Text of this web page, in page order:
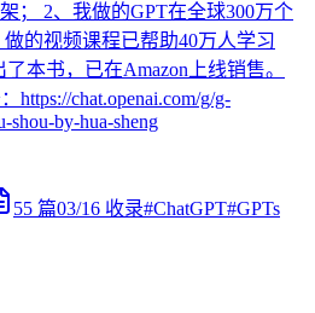
； 2、我做的GPT在全球300万个
做的视频课程已帮助40万人学习
本书，已在Amazon上线销售。
https://chat.openai.com/g/g-
by-hua-sheng
55 篇03/16 收录#ChatGPT#GPTs